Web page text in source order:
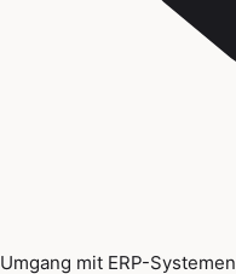
Umgang mit ERP-Systemen